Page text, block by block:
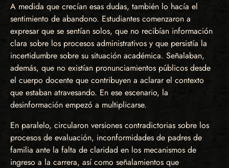
A medida que crecían esas dudas, también lo hacía el
sentimiento de abandono. Estudiantes comenzaron a
expresar que se sentían solos, que no recibían información
clara sobre los procesos administrativos y que persistía la
incertidumbre sobre su situación académica. Señalaban,
además, que no existían pronunciamientos públicos desde
el cuerpo docente que contribuyen a aclarar el contexto
que estaban atravesando. En ese escenario, la
desinformación empezó a multiplicarse.
En paralelo, circularon versiones contradictorias sobre los
procesos de evaluación, inconformidades de padres de
familia ante la falta de claridad en los mecanismos de
ingreso a la carrera, así como señalamientos que